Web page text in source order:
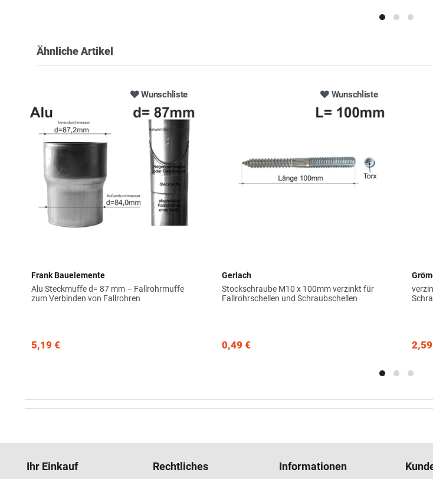
Ähnliche Artikel
Wunschliste
Frank Bauelemente
Alu Steckmuffe d= 87 mm – Fallrohrmuffe
zum Verbinden von Fallrohren
5,19 €
Wunschliste
Gerlach
Stockschraube M10 x 100mm verzinkt für
Fallrohrschellen und Schraubschellen
0,49 €
Ihr Einkauf Rechtliches Informationen